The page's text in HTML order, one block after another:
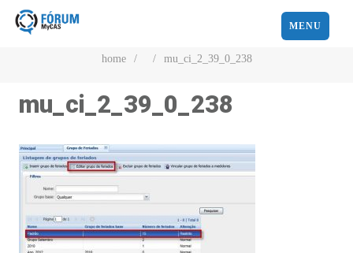
MENU
home / / mu_ci_2_39_0_238
mu_ci_2_39_0_238